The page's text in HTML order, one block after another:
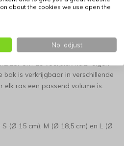
zorgt ervoor dat vet en
Let op: de bak is niet
Ice Blue zijn er diverse andere
om de voerplek naar eigen
bak is verkrijgbaar in verschillende
elk ras een passend volume is.
S (Ø 15 cm), M (Ø 18,5 cm) en L (Ø
about the cookies we use open the
No, adjust